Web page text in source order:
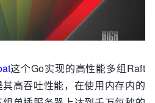
这个Go实现的高性能多组Raft
高吞吐性能，在使用内存内的